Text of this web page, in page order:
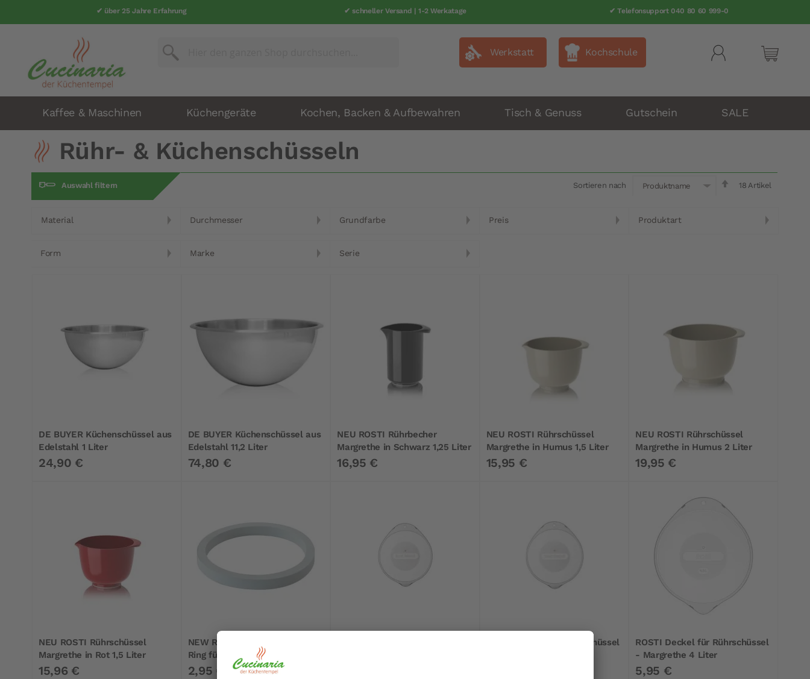
✔ über 25 Jahre Erfahrung ✔ schneller Versand | 1-2 Werkatage ✔ Telefonsupport 040 80 60 999-0
Mein
Suche
Werkstatt Kochschule
Kaffee & Maschinen Küchengeräte Kochen, Backen & Aufbewahren Tisch & Genuss Gutschein SALE
Rühr- & Küchenschüsseln
Auswahl filtern 18 Artikel
Sortieren nach Produktname
absteigender
Material Durchmesser Grundfarbe Preis Produktart
Form Marke Serie
DE BUYER Küchenschüssel aus
Edelstahl 1 Liter
24,90 €
DE BUYER Küchenschüssel aus
Edelstahl 11,2 Liter
74,80 €
NEU ROSTI Rührbecher
Margrethe in Schwarz 1,25 Liter
16,95 €
NEU ROSTI Rührschüssel
Margrethe in Humus 1,5 Liter
15,95 €
NEU ROSTI Rührschüssel
Margrethe in Humus 2 Liter
19,95 €
NEU ROSTI Rührschüssel
Margrethe in Rot 1,5 Liter
15,96 €
NEW ROSTI Margrethe Base
Ring für 2L
2,95 €
ROSTI Deckel für Rührschüssel
ROSTI Deckel für Rührschüssel
- Margrethe 4 Liter
5,95 €